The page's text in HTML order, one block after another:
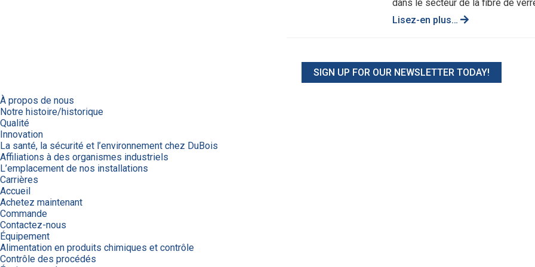
dans le secteur de la fibre de
Lisez-en plus…
SIGN UP FOR OUR NEWSLETTER TODAY!
À propos de nous
Notre histoire/historique
Qualité
Innovation
La santé, la sécurité et l’environnement chez DuBois
Affiliations à des organismes industriels
L’emplacement de nos installations
Carrières
Accueil
Achetez maintenant
Commande
Contactez-nous
Équipement
Alimentation en produits chimiques et contrôle
Contrôle des procédés